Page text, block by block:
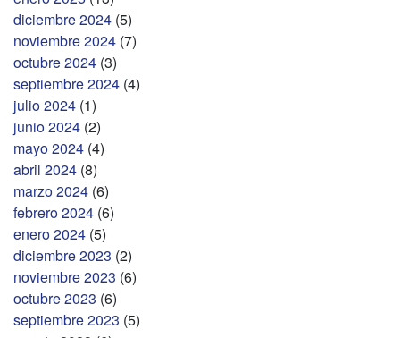
diciembre 2024 (5)
noviembre 2024 (7)
octubre 2024 (3)
septiembre 2024 (4)
julio 2024 (1)
junio 2024 (2)
mayo 2024 (4)
abril 2024 (8)
marzo 2024 (6)
febrero 2024 (6)
enero 2024 (5)
diciembre 2023 (2)
noviembre 2023 (6)
octubre 2023 (6)
septiembre 2023 (5)